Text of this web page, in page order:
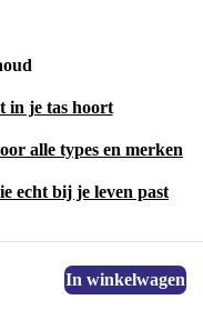
in je tas hoort
alle types en merken
echt bij je leven past
In winkelwagen